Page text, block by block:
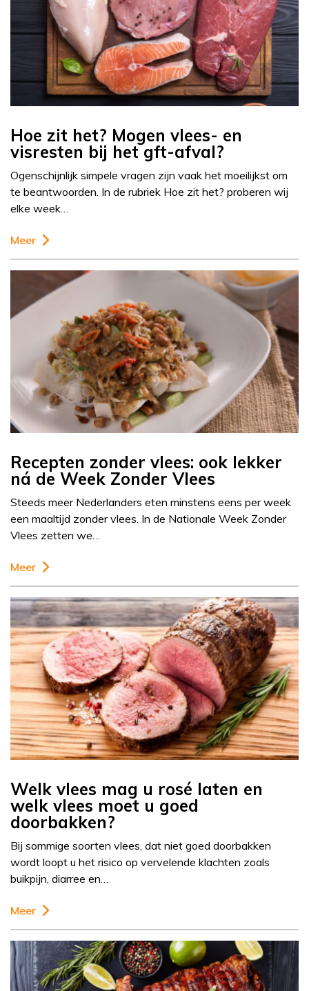
Hoe zit het? Mogen vlees- en
visresten bij het gft-afval?
Ogenschijnlijk simpele vragen zijn vaak het moeilijkst om
te beantwoorden. In de rubriek Hoe zit het? proberen wij
elke week…
Meer
Recepten zonder vlees: ook lekker
ná de Week Zonder Vlees
Steeds meer Nederlanders eten minstens eens per week
een maaltijd zonder vlees. In de Nationale Week Zonder
Vlees zetten we…
Meer
Welk vlees mag u rosé laten en
welk vlees moet u goed
doorbakken?
Bij sommige soorten vlees, dat niet goed doorbakken
wordt loopt u het risico op vervelende klachten zoals
buikpijn, diarree en…
Meer